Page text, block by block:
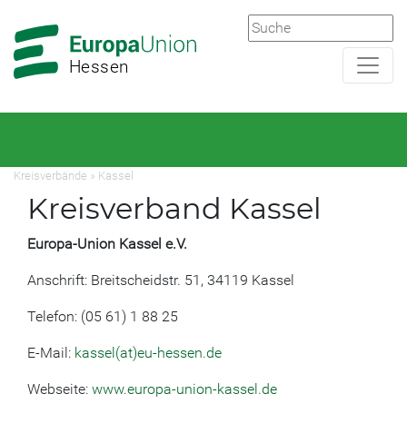
Hauptnavigation
Hauptbereich
Hessen
Kreisverbände » Kassel
Kreisverband Kassel
Europa-Union Kassel e.V.
Anschrift: Breitscheidstr. 51, 34119 Kassel
Telefon: (05 61) 1 88 25
E-Mail: kassel(at)eu-hessen.de
Webseite: www.europa-union-kassel.de